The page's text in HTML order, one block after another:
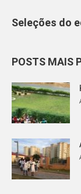
Seleções do
POSTS MAIS